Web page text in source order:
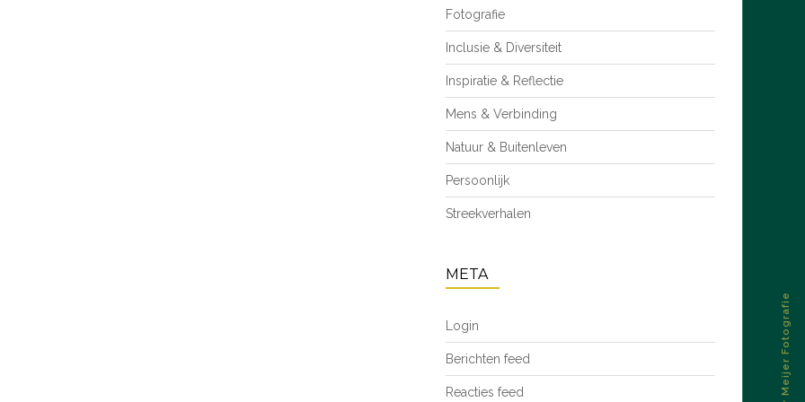
Fotografie
Inclusie & Diversiteit
Inspiratie & Reflectie
Mens & Verbinding
Natuur & Buitenleven
Persoonlijk
Streekverhalen
META
Login
Berichten feed
Reacties feed